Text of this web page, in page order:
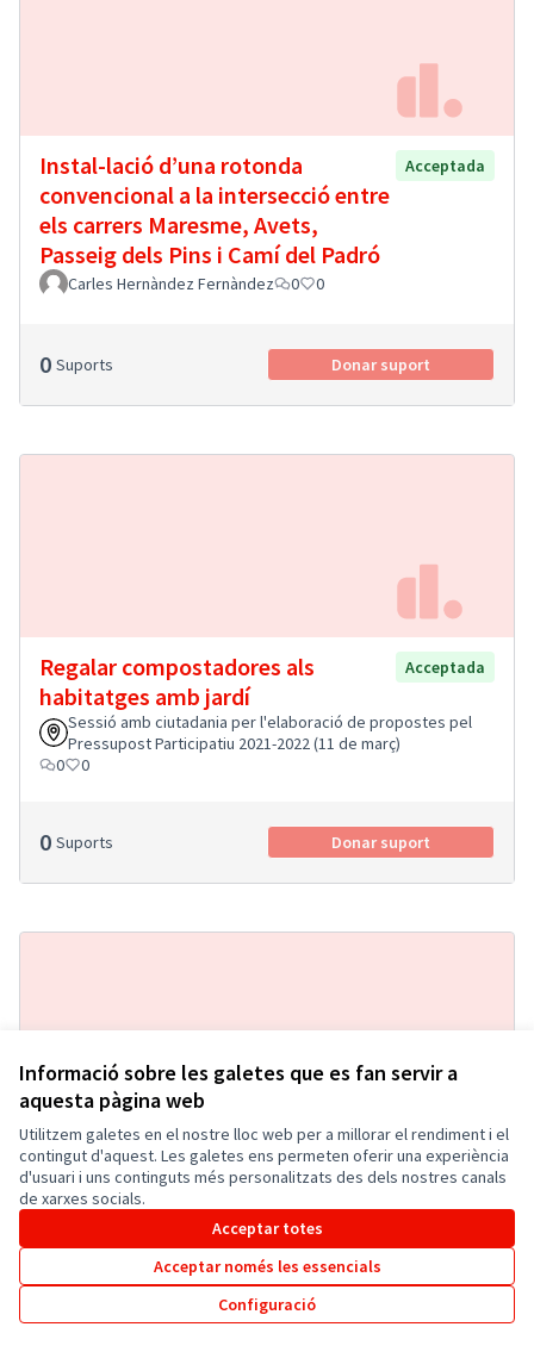
Informació sobre les galetes que es fan servir a
aquesta pàgina web
Utilitzem galetes en el nostre lloc web per a millorar el rendiment i el
contingut d'aquest. Les galetes ens permeten oferir una experiència
d'usuari i uns continguts més personalitzats des dels nostres canals
de xarxes socials.
Acceptar totes
Acceptar només les essencials
Configuració
Instal-lació d’una rotonda
convencional a la intersecció entre
els carrers Maresme, Avets,
Passeig dels Pins i Camí del Padró
Acceptada
Carles Hernàndez Fernàndez 0 0
0 Suports Donar suport
Regalar compostadores als
habitatges amb jardí
Acceptada
Sessió amb ciutadania per l'elaboració de propostes pel
Pressupost Participatiu 2021-2022 (11 de març)
0
0
0 Suports Donar suport
Adequació de les voreres de la
zona de la piscina, entre riera del
Gorg i carrer Ginesta
Acceptada
Sessió amb tècnics municipals per l'elaboració de
propostes pel Pressupost Participatiu 2021-2022